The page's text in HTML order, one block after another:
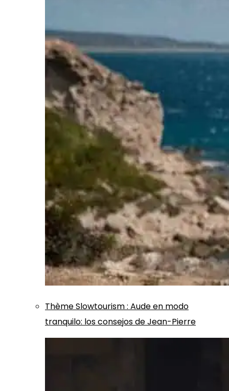
ThèmeSlowtourism: Aude en modo
tranquilo: los consejos de Jean-Pierre